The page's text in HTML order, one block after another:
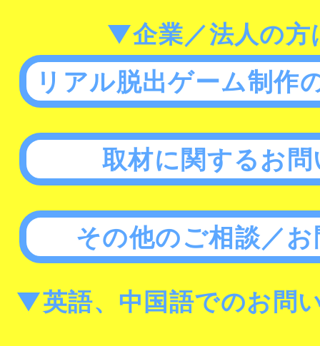
▼企業／法人の方
リアル脱出ゲーム制作
取材に関するお
その他のご相談／
▼英語、中国語でのお問